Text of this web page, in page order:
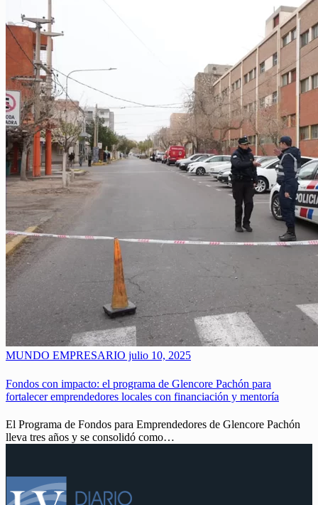
MUNDO EMPRESARIO julio 10, 2025
Fondos con impacto: el programa de Glencore Pachón para
fortalecer emprendedores locales con financiación y mentoría
El Programa de Fondos para Emprendedores de Glencore Pachón
lleva tres años y se consolidó como…